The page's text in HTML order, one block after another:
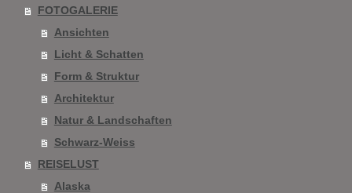
FOTOGALERIE
Ansichten
Licht & Schatten
Form & Struktur
Architektur
Natur & Landschaften
Schwarz-Weiss
REISELUST
Alaska